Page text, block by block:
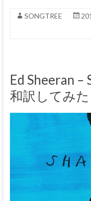
SONGTREE
Ed Sheeran –
和訳してみた